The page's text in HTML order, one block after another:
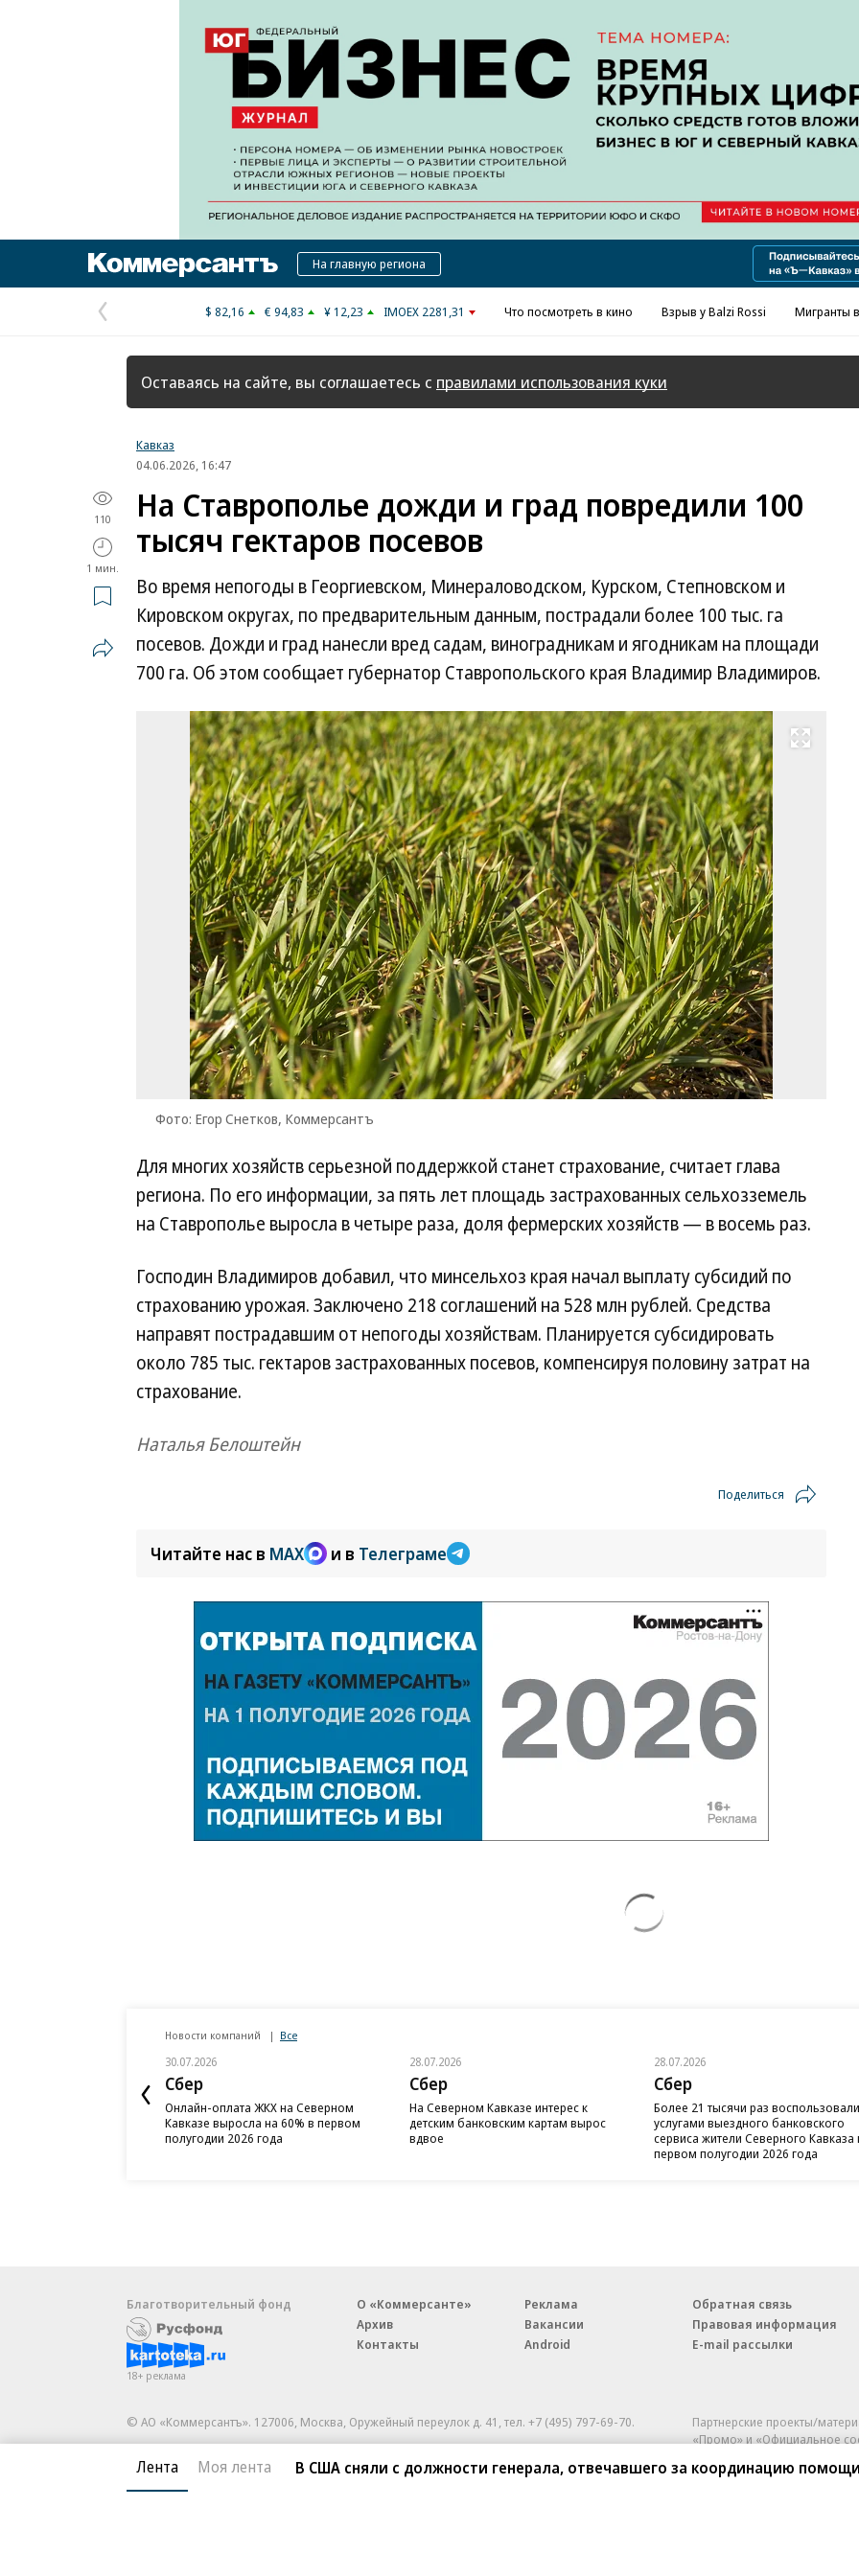
Реклама в «Ъ» www.kommersant.ru/ad
КоммерсантъНа главную региона
Предыдущая
страница
$ 82,16 € 94,83 ¥ 12,23 IMOEX 2281,31 Что посмотреть в кино Взрыв у Balzi Rossi Мигранты
Оставаясь на сайте, вы соглашаетесь с правилами использования куки
Кавказ
04.06.2026, 16:47
110
1 мин.
На Ставрополье дожди и град повредили 100
тысяч гектаров посевов
Во время непогоды в Георгиевском, Минераловодском, Курском, Степновском и
Кировском округах, по предварительным данным, пострадали более 100 тыс. га
посевов. Дожди и град нанесли вред садам, виноградникам и ягодникам на площади
700 га. Об этом сообщает губернатор Ставропольского края Владимир Владимиров.
Развернуть на весь экран
Фото: Егор Снетков, Коммерсантъ
Для многих хозяйств серьезной поддержкой станет страхование, считает глава
региона. По его информации, за пять лет площадь застрахованных сельхозземель
на Ставрополье выросла в четыре раза, доля фермерских хозяйств — в восемь раз.
Господин Владимиров добавил, что минсельхоз края начал выплату субсидий по
страхованию урожая. Заключено 218 соглашений на 528 млн рублей. Средства
направят пострадавшим от непогоды хозяйствам. Планируется субсидировать
около 785 тыс. гектаров застрахованных посевов, компенсируя половину затрат на
страхование.
Наталья Белоштейн
Поделиться
Читайте нас в MAX и в Телеграме
Новости компаний Все
30.07.2026
Сбер
Онлайн-оплата ЖКХ на Северном
Кавказе выросла на 60% в первом
полугодии 2026 года
28.07.2026
Сбер
На Северном Кавказе интерес к
детским банковским картам вырос
вдвое
28.07.2026
Сбер
Более 21 тысячи раз
услугами выездного банковского
сервиса жители Северного Кавказа
первом полугодии 2026 года
Лента Моя лента В США сняли с должности генерала, отвечавшего за координацию
Благотворительный фонд
18+ реклама
О «Коммерсанте»
Архив
Контакты
Реклама
Вакансии
Android
Обратная связь
Правовая информация
E-mail рассылки
© АО «Коммерсантъ». 127006, Москва, Оружейный переулок д. 41,тел. +7 (495) 797-69-70.
Сетевое издание «Коммерсантъ» (доменное имя сайта: kommersant.ru) зарегистрировано
Федеральной службой по надзору в сфере связи, информационных технологий
Партнерские проекты/
«Промо» и «Официальное
На kommersant.ru